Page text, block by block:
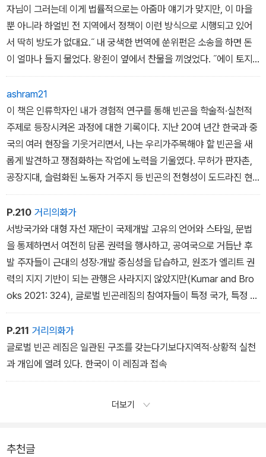
없어] 배우자도 못 구해. 내가 확 죽으려고 했는데 딸이 울면서 말렸
어. 아빠도 없는데 엄마까지 없으면 어떻게 사냐고…….˝
자님이 그러는데 이게 법률적으로는 아줌마 얘기가 맞지만, 이 마을
뿐 아니라 하얼빈 전 지역에서 정책이 이런 방식으로 시행되고 있어
서 딱히 방도가 없대요.˝ 내 궁색한 번역에 쑨위펀은 소송을 하면 돈
이 얼마나 들지 물었다. 왕쥔이 옆에서 찬물을 끼얹었다. ˝에이 토지
보상받는 액수의 곱절은 들 거예요.˝ 쑨위펀은 자리에서 일어나 외투
를 껴입으며 내게 덤덤히 말했다. ˝이제 집으로 돌아가자.˝
ashram21
이 책은 인류학자인 내가 경험적 연구를 통해 빈곤을 학술적·실천적
주제로 등장시켜온 과정에 대한 기록이다. 지난 20여 년간 한국과 중
국의 여러 현장을 기웃거리면서, 나는 우리가주목해야 할 빈곤을 새
롭게 발견하고 쟁점화하는 작업에 노력을 기울였다. 무허가 판자촌,
공장지대, 슬럼화된 노동자 거주지 등 빈곤의 전형성이 도드라진 현
장에서 전형적이지 않은빈곤의 역사성과 관계성에 주목했고, 대학 수
업, 이주자들의 공간, 국제개발과 자원봉사 무대처럼 서로 이질적인
현장에서 빈곤이 실존의 불안으로 현상하는 공통성을 포착했다.
P.210 거리의화가
서방국가와 대형 자선 재단이 국제개발 고유의 언어와 스타일, 문법
을 통제하면서 여전히 담론 권력을 행사하고, 공여국으로 거듭난 후
발 주자들이 근대의 성장·개발 중심성을 답습하고, 원조가 엘리트 권
력의 지지 기반이 되는 관행은 사라지지 않았지만(Kumar and Bro
oks 2021: 324), 글로벌 빈곤레짐의 참여자들이 특정 국가, 특정 이
념에 따라 구획되지 않고 다변화되면서 한편으론 새로운 마찰과 틈새
가 생기기도 했다.
P.211 거리의화가
글로벌 빈곤 레짐은 일관된 구조를 갖는다기보다지역적·상황적 실천
과 개입에 열려 있다. 한국이 이 레짐과 접속
더보기
추천글